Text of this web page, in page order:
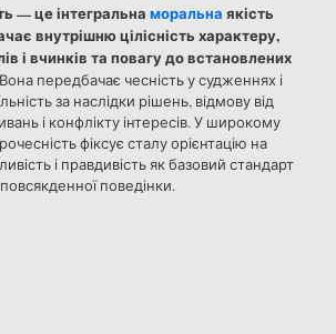
— це інтегральна моральна якість
внутрішню цілісність характеру,
і вчинків та повагу до встановлених
Вона передбачає чесність у судженнях і
за наслідки рішень, відмову від
і конфлікту інтересів. У широкому
фіксує сталу орієнтацію на
і правдивість як базовий стандарт
повсякденної поведінки.